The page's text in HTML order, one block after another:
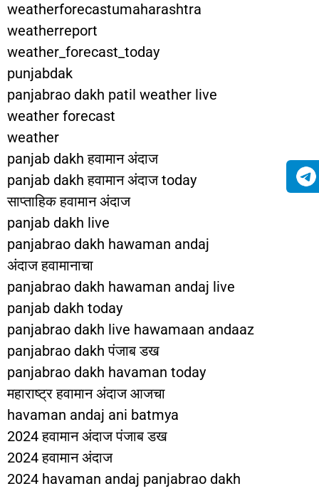
weatherforecastumaharashtra
weatherreport
weather_forecast_today
punjabdak
panjabrao dakh patil weather live
weather forecast
weather
panjab dakh हवामान अंदाज
panjab dakh हवामान अंदाज today
साप्ताहिक हवामान अंदाज
panjab dakh live
panjabrao dakh hawaman andaj
अंदाज हवामानाचा
panjabrao dakh hawaman andaj live
panjab dakh today
panjabrao dakh live hawamaan andaaz
panjabrao dakh पंजाब डख
panjabrao dakh havaman today
महाराष्ट्र हवामान अंदाज आजचा
havaman andaj ani batmya
2024 हवामान अंदाज पंजाब डख
2024 हवामान अंदाज
2024 havaman andaj panjabrao dakh